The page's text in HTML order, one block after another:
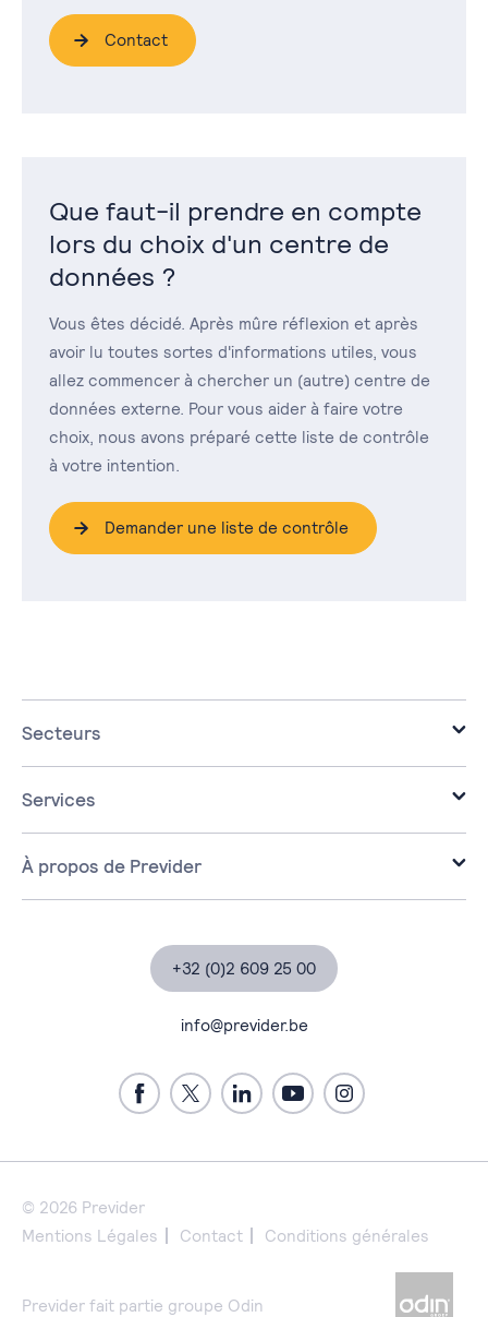
Contact
Que faut-il prendre en compte
lors du choix d'un centre de
données ?
Vous êtes décidé. Après mûre réflexion et après
avoir lu toutes sortes d'informations utiles, vous
allez commencer à chercher un (autre) centre de
données externe. Pour vous aider à faire votre
choix, nous avons préparé cette liste de contrôle
à votre intention.
Demander une liste de contrôle
+32 (0)2 609 25 00
info@previder.be
Secteurs
Bureaux d'avocats
PME
Services
Infrastructure
Cloud
Services Managés
À propos de Previder
À propos de Previder
Emplois à Previder
© 2026 Previder
Mentions Légales
Contact Conditions générales
Previder fait partie groupe Odin